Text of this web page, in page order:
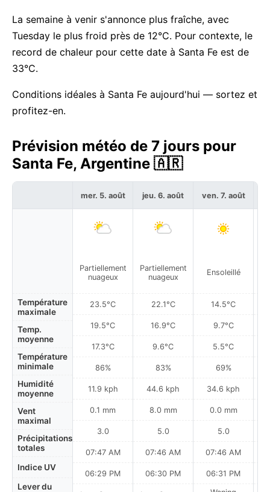
La semaine à venir s'annonce plus fraîche, avec
Tuesday le plus froid près de 12°C. Pour contexte, le
record de chaleur pour cette date à Santa Fe est de
33°C.
Conditions idéales à Santa Fe aujourd'hui — sortez et
profitez-en.
Prévision météo de 7 jours pour
Santa Fe, Argentine 🇦🇷
Température
maximale
Temp.
moyenne
Température
minimale
Humidité
moyenne
Vent
maximal
Précipitations
totales
Indice UV
Lever du
mer. 5. août
Partiellement
nuageux
23.5°C
19.5°C
17.3°C
86%
11.9 kph
0.1 mm
3.0
07:47 AM
06:29 PM
jeu. 6. août
Partiellement
nuageux
22.1°C
16.9°C
9.6°C
83%
44.6 kph
8.0 mm
5.0
07:46 AM
06:30 PM
ven. 7. août
Ensoleillé
14.5°C
9.7°C
5.5°C
69%
34.6 kph
0.0 mm
5.0
07:46 AM
06:31 PM